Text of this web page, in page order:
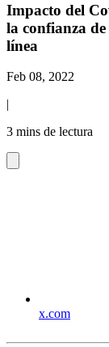
Impacto del
la confianza
línea
Feb 08, 2022
|
3 mins de lectura
x.com